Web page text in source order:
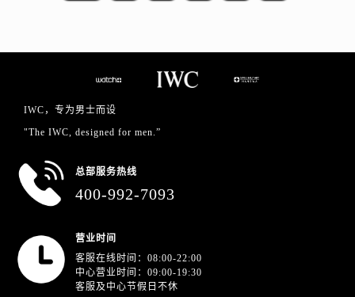
IWC，专为男士而设
"The IWC, designed for men.”
总部服务热线
400-992-7093
营业时间
客服在线时间：08:00-22:00
中心营业时间：09:00-19:30
客服及中心节假日不休